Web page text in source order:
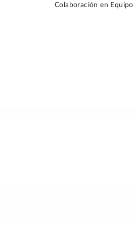
Colaboración en Equipo